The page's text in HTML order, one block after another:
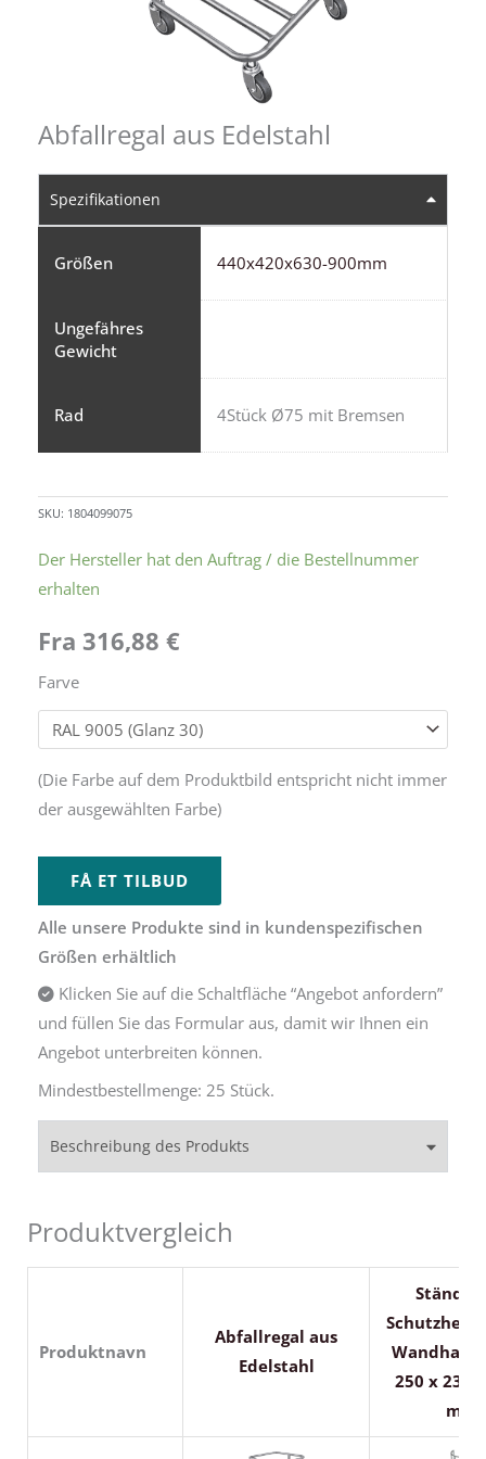
Abfallregal aus Edelstahl
Spezifikationen
Größen 440x420x630-900mm
Ungefähres
Gewicht
Rad 4Stück Ø75 mit Bremsen
SKU: 1804099075
Der Hersteller hat den Auftrag / die Bestellnummer
erhalten
Fra 316,88 €
Farve
Alternative:
(Die Farbe auf dem Produktbild entspricht nicht immer
der ausgewählten Farbe)
FÅ ET TILBUD
Alle unsere Produkte sind in kundenspezifischen
Größen erhältlich
Klicken Sie auf die Schaltfläche “Angebot anfordern”
und füllen Sie das Formular aus, damit wir Ihnen ein
Angebot unterbreiten können.
Mindestbestellmenge: 25 Stück.
Beschreibung des Produkts
Produktvergleich
Produktnavn
Abfallregal aus
Edelstahl
Ständer
250 x 230
mm